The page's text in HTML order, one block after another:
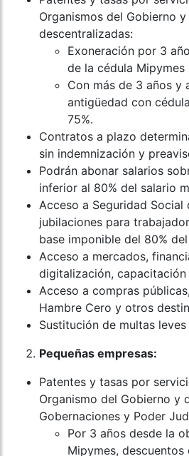
Organismos del Gobierno
descentralizadas:
Exoneración por 3
de la cédula Mipymes
Con más de 3 años
antigüedad con
75%.
Contratos a plazo
sin indemnización y
Podrán abonar salarios
inferior al 80% del salario
Acceso a Seguridad Social
jubilaciones para
base imponible del 80%
Acceso a mercados,
digitalización,
Acceso a compras
Hambre Cero y otros
Sustitución de multas
Pequeñas empresas:
Patentes y tasas por
Organismo del Gobierno y
Gobernaciones y Poder
Por 3 años desde la
Mipymes, descuentos